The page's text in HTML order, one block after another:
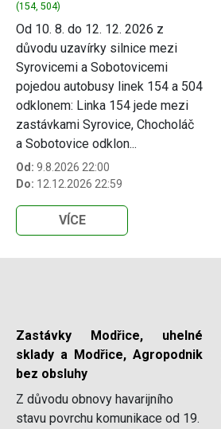
(154, 504)
Od 10. 8. do 12. 12. 2026 z
důvodu uzavírky silnice mezi
Syrovicemi a Sobotovicemi
pojedou autobusy linek 154 a 504
odklonem: Linka 154 jede mezi
zastávkami Syrovice, Chocholáč
a Sobotovice odklon...
Od: 9.8.2026 22:00
Do: 12.12.2026 22:59
VÍCE
Zastávky Modřice, uhelné
sklady a Modřice, Agropodnik
bez obsluhy
Z důvodu obnovy havarijního
stavu povrchu komunikace od 19.